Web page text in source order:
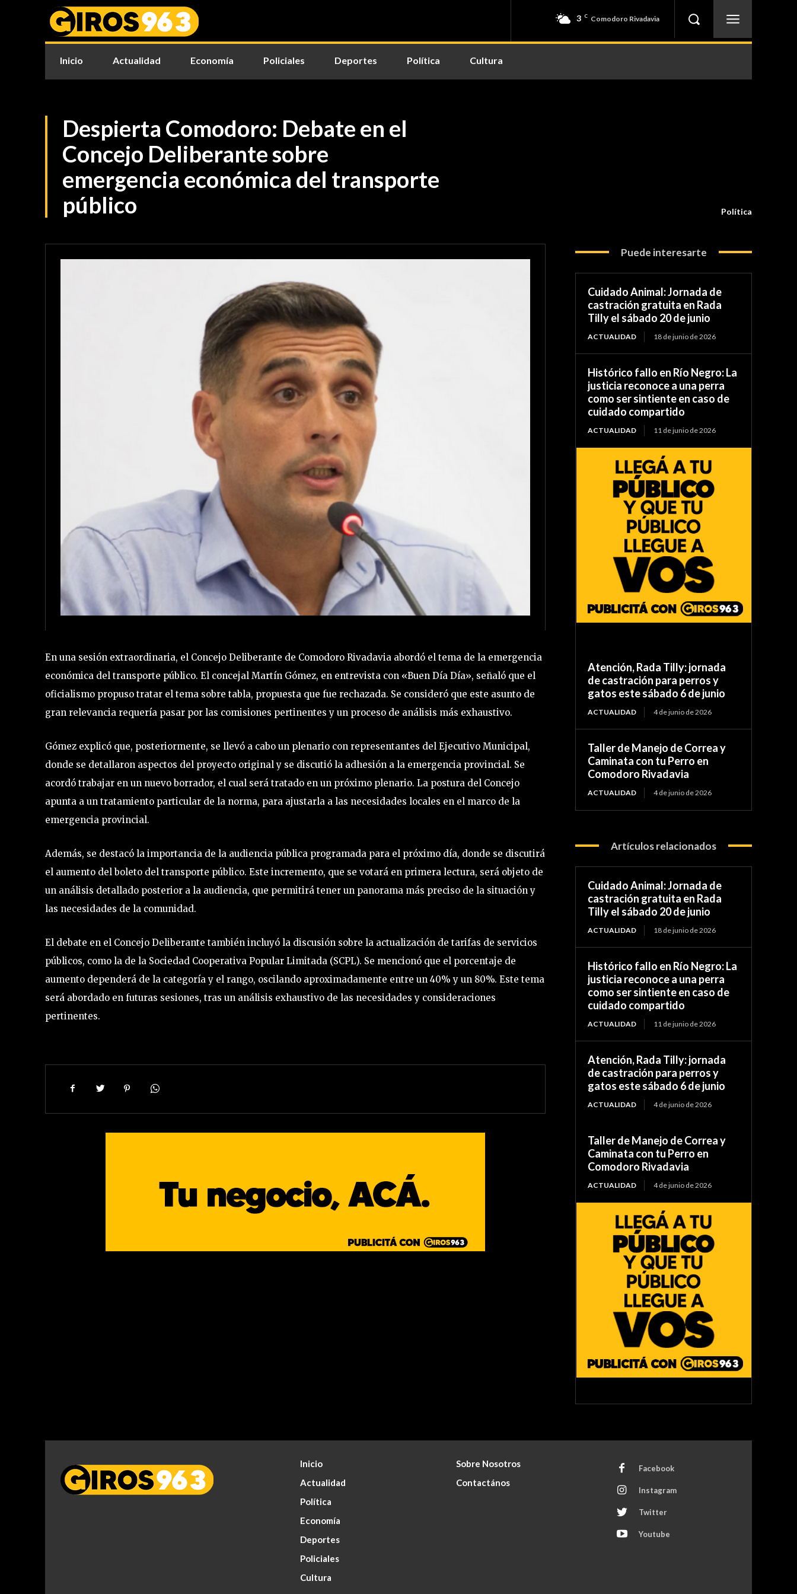
3 C Comodoro Rivadavia
Inicio Actualidad Economía Policiales Deportes Política Cultura
Despierta Comodoro: Debate en el
Concejo Deliberante sobre
emergencia económica del transporte
público
Política
En una sesión extraordinaria, el Concejo Deliberante de Comodoro Rivadavia abordó el tema de la emergencia
económica del transporte público. El concejal Martín Gómez, en entrevista con «Buen Día Día», señaló que el
oficialismo propuso tratar el tema sobre tabla, propuesta que fue rechazada. Se consideró que este asunto de
gran relevancia requería pasar por las comisiones pertinentes y un proceso de análisis más exhaustivo.
Gómez explicó que, posteriormente, se llevó a cabo un plenario con representantes del Ejecutivo Municipal,
donde se detallaron aspectos del proyecto original y se discutió la adhesión a la emergencia provincial. Se
acordó trabajar en un nuevo borrador, el cual será tratado en un próximo plenario. La postura del Concejo
apunta a un tratamiento particular de la norma, para ajustarla a las necesidades locales en el marco de la
emergencia provincial.
Además, se destacó la importancia de la audiencia pública programada para el próximo día, donde se discutirá
el aumento del boleto del transporte público. Este incremento, que se votará en primera lectura, será objeto de
un análisis detallado posterior a la audiencia, que permitirá tener un panorama más preciso de la situación y
las necesidades de la comunidad.
El debate en el Concejo Deliberante también incluyó la discusión sobre la actualización de tarifas de servicios
públicos, como la de la Sociedad Cooperativa Popular Limitada (SCPL). Se mencionó que el porcentaje de
aumento dependerá de la categoría y el rango, oscilando aproximadamente entre un 40% y un 80%. Este tema
será abordado en futuras sesiones, tras un análisis exhaustivo de las necesidades y consideraciones
pertinentes.
Puede interesarte
Cuidado Animal: Jornada de
castración gratuita en Rada
Tilly el sábado 20 de junio
ACTUALIDAD 18 de junio de 2026
Histórico fallo en Río Negro: La
justicia reconoce a una perra
como ser sintiente en caso de
cuidado compartido
ACTUALIDAD 11 de junio de 2026
Atención, Rada Tilly: jornada
de castración para perros y
gatos este sábado 6 de junio
ACTUALIDAD 4 de junio de 2026
Taller de Manejo de Correa y
Caminata con tu Perro en
Comodoro Rivadavia
ACTUALIDAD 4 de junio de 2026
Artículos relacionados
Cuidado Animal: Jornada de
castración gratuita en Rada
Tilly el sábado 20 de junio
ACTUALIDAD 18 de junio de 2026
Histórico fallo en Río Negro: La
justicia reconoce a una perra
como ser sintiente en caso de
cuidado compartido
ACTUALIDAD 11 de junio de 2026
Atención, Rada Tilly: jornada
de castración para perros y
gatos este sábado 6 de junio
ACTUALIDAD 4 de junio de 2026
Taller de Manejo de Correa y
Caminata con tu Perro en
Comodoro Rivadavia
ACTUALIDAD 4 de junio de 2026
Inicio
Actualidad
Política
Economía
Deportes
Policiales
Cultura
Sobre Nosotros
Contactános
Facebook
Instagram
Twitter
Youtube